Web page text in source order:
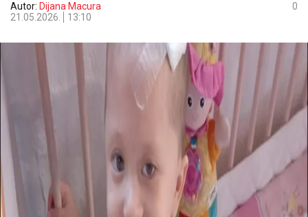
Autor: Dijana Macura
21.05.2026.
13:10
0